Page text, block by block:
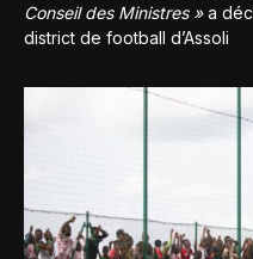
Conseil des Ministres »a
district de football d’Assoli